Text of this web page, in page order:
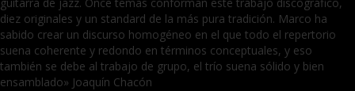
diez originales y un standard de la más pura tradición. Marco ha
sabido crear un discurso homogéneo en el que todo el repertorio
suena coherente y redondo en términos conceptuales, y eso
también se debe al trabajo de grupo, el trío suena sólido y bien
ensamblado» Joaquín Chacón